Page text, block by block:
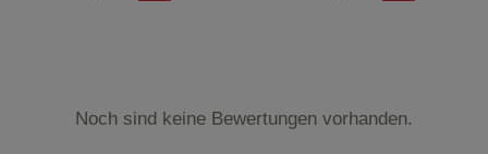
Noch sind keine Bewertungen vorhanden.